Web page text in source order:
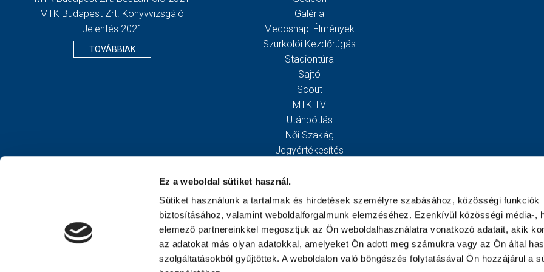
Ez a weboldal sütiket használ.
Sütiket használunk a tartalmak és hirdetések személyre szabásához, közösségi funkciók
biztosításához, valamint weboldalforgalmunk elemzéséhez. Ezenkívül közösségi média-,
elemező partnereinkkel megosztjuk az Ön weboldalhasználatra vonatkozó adatait, akik
az adatokat más olyan adatokkal, amelyeket Ön adott meg számukra vagy az Ön által
szolgáltatásokból gyűjtöttek. A weboldalon való böngészés folytatásával Ön hozzájárul a
MTK Budapest Zrt. Könyvvizsgáló
Jelentés 2021
TOVÁBBIAK
Galéria
Meccsnapi Élmények
Szurkolói Kezdőrúgás
Stadiontúra
Sajtó
Scout
MTK TV
Utánpótlás
Női Szakág
Jegyértékesítés
Egyesület
Kapcsolat